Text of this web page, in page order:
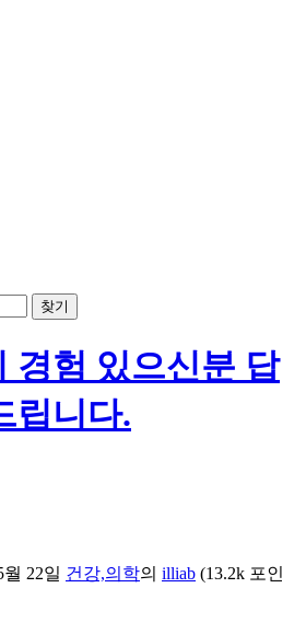
경험 있으신분 답
립니다.
월 22일 건강,의학의 illiab (13.2k 포인